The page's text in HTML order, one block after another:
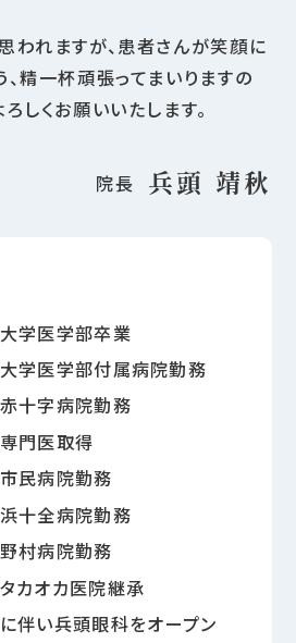
われますが、患者さんが笑顔に
精一杯頑張ってまいりますの
しくお願いいたします。
院長 兵頭 靖秋
学医学部卒業
学医学部付属病院勤務
十字病院勤務
門医取得
民病院勤務
十全病院勤務
村病院勤務
カオカ医院継承
伴い兵頭眼科をオープン